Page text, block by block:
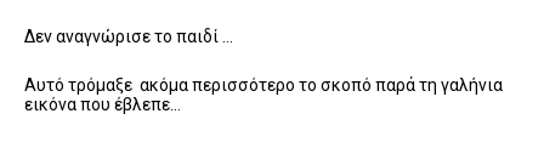
Δεν αναγνώρισε το παιδί …
Αυτό τρόμαξε ακόμα περισσότερο το σκοπό παρά τη γαλήνια
εικόνα που έβλεπε…